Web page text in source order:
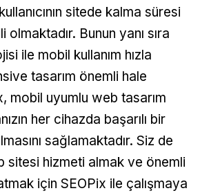
sitede kalma süresi
Bunun yanı sıra
ile mobil kullanım hızla
tasarım önemli hale
mobil uyumlu web tasarım
her cihazda başarılı bir
sağlamaktadır. Siz de
sitesi hizmeti almak ve önemli
için SEOPix ile çalışmaya